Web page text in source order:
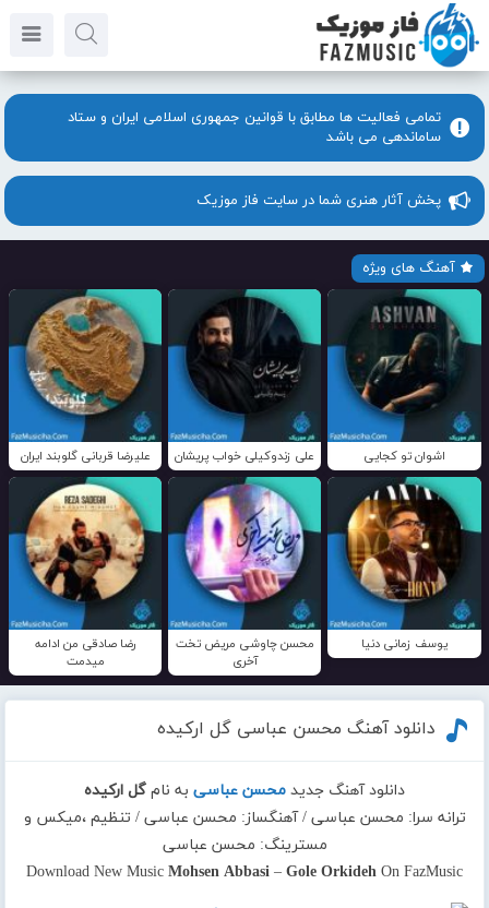
تمامی فعالیت ها مطابق با قوانین جمهوری اسلامی ایران و ستاد
ساماندهی می باشد
پخش آثار هنری شما در سایت فاز موزیک
آهنگ های ویژه
اشوان تو کجایی علی زندوکیلی خواب پریشان علیرضا قربانی گلوبند ایران
یوسف زمانی دنیا
محسن چاوشی مریض تخت
آخری
رضا صادقی من ادامه
میدمت
دانلود آهنگ محسن عباسی گل ارکیده
دانلود آهنگ جدید محسن عباسی به نام گل ارکیده
ترانه سرا: محسن عباسی / آهنگساز: محسن عباسی / تنظیم ،میکس و
مسترینگ: محسن عباسی
Download New Music Mohsen Abbasi – Gole Orkideh On FazMusic